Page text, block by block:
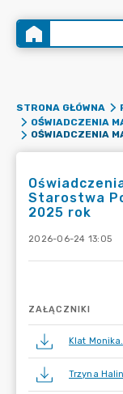
STRONA GŁÓWNA
OŚWIADCZENIA
Starostwa
2025 rok
2026-06-24 13:05
ZAŁĄCZNIKI
Klat
Trzyna